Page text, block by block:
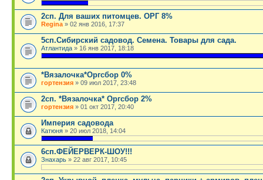
2сп. Для ваших питомцев. ОРГ 8%
Regina » 02 янв 2016, 17:37
5сп.Сибирский садовод. Семена. Товары для сада.
Атлантида » 16 янв 2017, 18:18
*Вязалочка*Оргсбор 0%
гортензия » 09 июл 2017, 23:48
2сп. *Вязалочка* Оргсбор 2%
гортензия » 01 окт 2017, 20:40
Империя садовода
Катюня » 20 июл 2018, 14:04
6сп.ФЕЙЕРВЕРК-ШОУ!!!
Знахарь » 22 авг 2017, 10:45